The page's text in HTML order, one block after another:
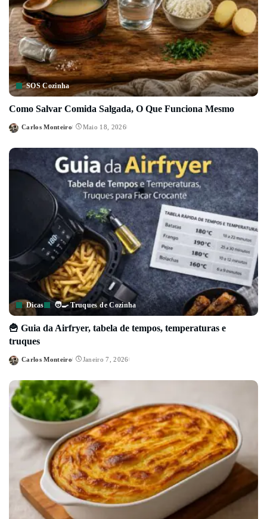
SOS Cozinha
Como Salvar Comida Salgada, O Que Funciona Mesmo
Posted
Carlos Monteiro Maio 18, 2026
Dicas 🧑‍🍳 Truques de Cozinha
🍟 Guia da Airfryer, tabela de tempos, temperaturas e
truques
Posted
Carlos Monteiro Janeiro 7, 2026